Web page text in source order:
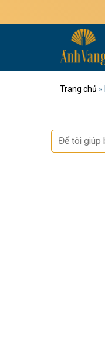
qua
Trang chủ »
Tìm
kiếm: